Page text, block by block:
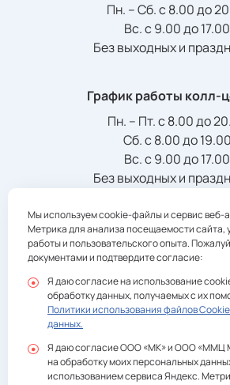
Пн. – Сб. с 8.00 до
Вс. с 9.00 до 17.00
Без выходных и
График работы колл-
Пн. – Пт. с 8.00 до
Сб. с 8.00 до 19.00
Вс. с 9.00 до 17.00
Без выходных и
Телефон/Факс:
+7 (3822) 901-941
Политика
Согласие на обработку
«Международный Медицинский Центр
Мы используем cookie-файлы и сервис веб-
Метрика для анализа посещаемости сайта,
работы и пользовательского опыта.
документами и подтвердите согласие:
Я даю согласие на использование
обработку данных, получаемых с их
Политики использования файлов
данных.
Я даю согласие ООО «МК» и ООО «ММЦ
на обработку моих персональных
использованием сервиса Яндекс.